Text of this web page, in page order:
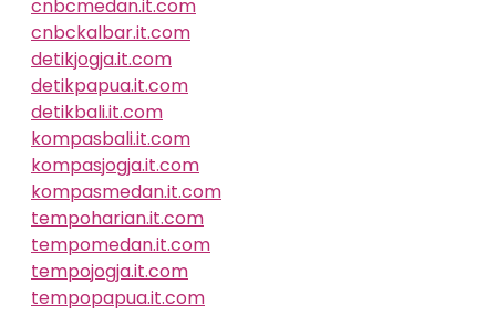
cnbcmedan.it.com
cnbckalbar.it.com
detikjogja.it.com
detikpapua.it.com
detikbali.it.com
kompasbali.it.com
kompasjogja.it.com
kompasmedan.it.com
tempoharian.it.com
tempomedan.it.com
tempojogja.it.com
tempopapua.it.com